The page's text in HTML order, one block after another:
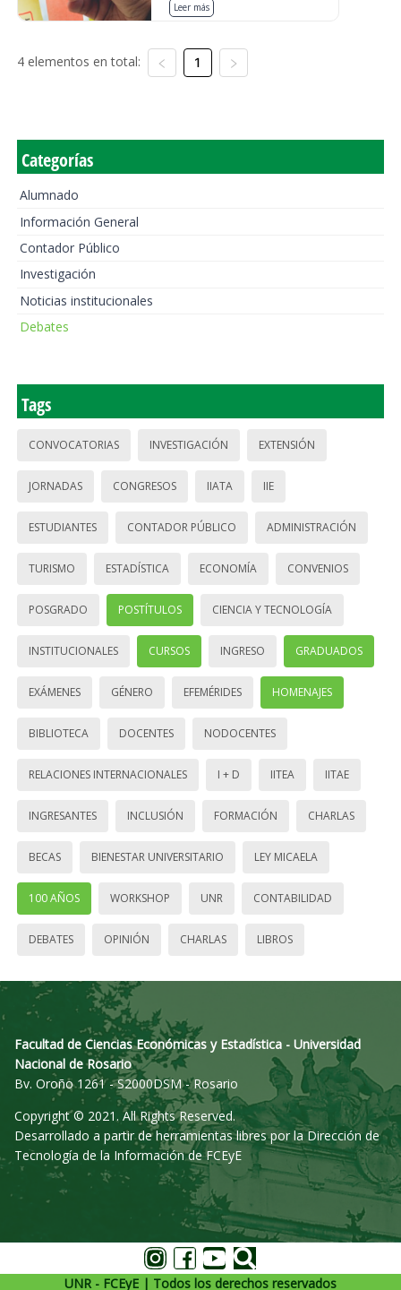
Leer más
4 elementos en total: 1
Categorías
Alumnado
Información General
Contador Público
Investigación
Noticias institucionales
Debates
Tags
CONVOCATORIAS INVESTIGACIÓN EXTENSIÓN
JORNADAS CONGRESOS IIATA IIE
ESTUDIANTES CONTADOR PÚBLICO ADMINISTRACIÓN
TURISMO ESTADÍSTICA ECONOMÍA CONVENIOS
POSGRADO POSTÍTULOS CIENCIA Y TECNOLOGÍA
INSTITUCIONALES CURSOS INGRESO GRADUADOS
EXÁMENES GÉNERO EFEMÉRIDES HOMENAJES
BIBLIOTECA DOCENTES NODOCENTES
RELACIONES INTERNACIONALES I + D IITEA IITAE
INGRESANTES INCLUSIÓN FORMACIÓN CHARLAS
BECAS BIENESTAR UNIVERSITARIO LEY MICAELA
100 AÑOS WORKSHOP UNR CONTABILIDAD
DEBATES OPINIÓN CHARLAS LIBROS
Facultad de Ciencias Económicas y Estadística - Universidad
Nacional de Rosario
Bv. Oroño 1261 - S2000DSM - Rosario
Copyright © 2021. All Rights Reserved.
Desarrollado a partir de herramientas libres por la Dirección de
Tecnología de la Información de FCEyE
UNR - FCEyE | Todos los derechos reservados